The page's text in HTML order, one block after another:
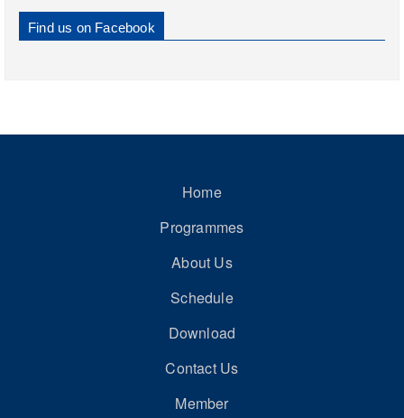
Find us on Facebook
Home
Programmes
About Us
Schedule
Download
Contact Us
Member